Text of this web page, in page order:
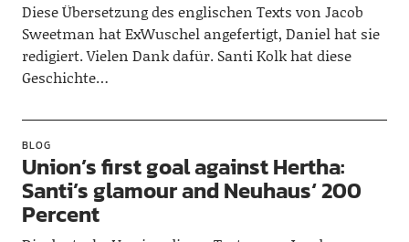
Diese Übersetzung des englischen Texts von Jacob
Sweetman hat ExWuschel angefertigt, Daniel hat sie
redigiert. Vielen Dank dafür. Santi Kolk hat diese
Geschichte…
BLOG
Union’s first goal against Hertha:
Santi’s glamour and Neuhaus‘ 200
Percent